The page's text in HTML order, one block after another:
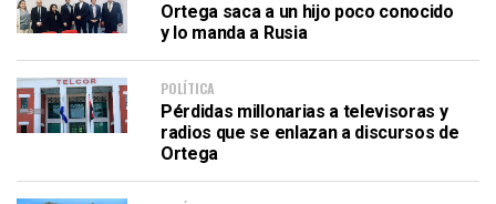
Ortega saca a un hijo poco conocido
y lo manda a Rusia
POLÍTICA
Pérdidas millonarias a televisoras y
radios que se enlazan a discursos de
Ortega